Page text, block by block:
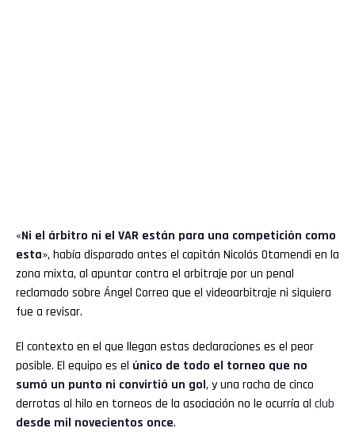
«Ni el árbitro ni el VAR están para una competición como
esta», había disparado antes el capitán Nicolás Otamendi en la
zona mixta, al apuntar contra el arbitraje por un penal
reclamado sobre Ángel Correa que el videoarbitraje ni siquiera
fue a revisar.
El contexto en el que llegan estas declaraciones es el peor
posible. El equipo es el único de todo el torneo que no
sumó un punto ni convirtió un gol, y una racha de cinco
derrotas al hilo en torneos de la asociación no le ocurría al club
desde mil novecientos once.